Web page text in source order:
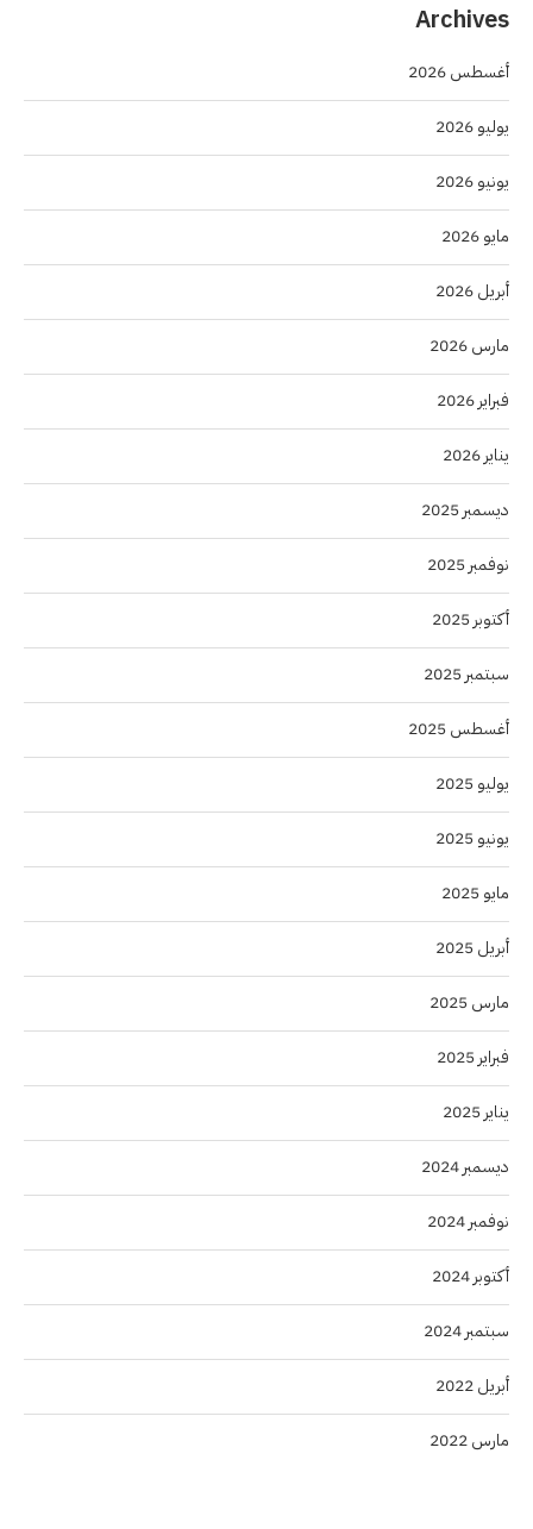
Archives
أغسطس 2026
يوليو 2026
يونيو 2026
مايو 2026
أبريل 2026
مارس 2026
فبراير 2026
يناير 2026
ديسمبر 2025
نوفمبر 2025
أكتوبر 2025
سبتمبر 2025
أغسطس 2025
يوليو 2025
يونيو 2025
مايو 2025
أبريل 2025
مارس 2025
فبراير 2025
يناير 2025
ديسمبر 2024
نوفمبر 2024
أكتوبر 2024
سبتمبر 2024
أبريل 2022
مارس 2022